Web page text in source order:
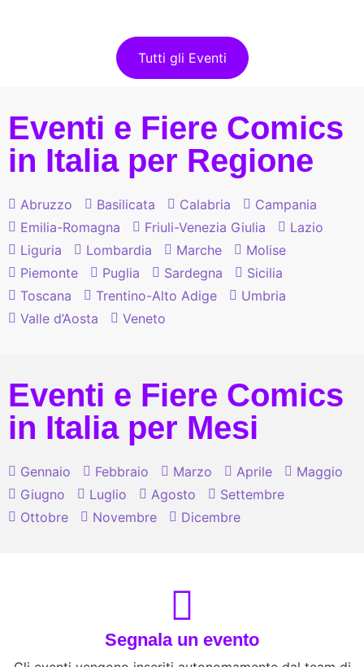
Tutti gli Eventi
Eventi e Fiere Comics
in Italia per Regione
Abruzzo Basilicata Calabria
Campania
Emilia-Romagna
Friuli-Venezia Giulia
Lazio
Liguria
Lombardia Marche
Molise
Piemonte
Puglia Sardegna
Sicilia
Toscana
Trentino-Alto Adige
Umbria
Valle d’Aosta
Veneto
Eventi e Fiere Comics
in Italia per Mesi
Gennaio Febbraio Marzo Aprile
Maggio
Giugno
Luglio Agosto
Settembre
Ottobre
Novembre Dicembre
Segnala un evento